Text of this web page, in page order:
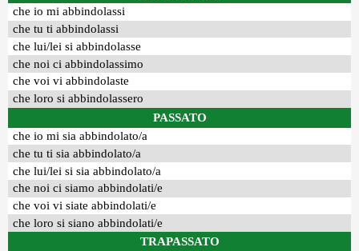
che io mi abbindolassi
che tu ti abbindolassi
che lui/lei si abbindolasse
che noi ci abbindolassimo
che voi vi abbindolaste
che loro si abbindolassero
PASSATO
che io mi sia abbindolato/a
che tu ti sia abbindolato/a
che lui/lei si sia abbindolato/a
che noi ci siamo abbindolati/e
che voi vi siate abbindolati/e
che loro si siano abbindolati/e
TRAPASSATO